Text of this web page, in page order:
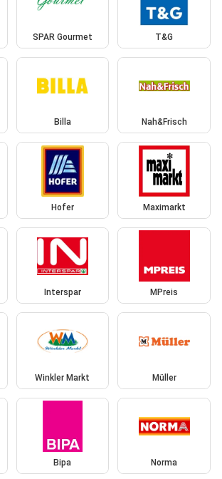
SPAR Gourmet T&G
Billa Nah&Frisch
Hofer Maximarkt
Interspar MPreis
Winkler Markt Müller
Bipa Norma